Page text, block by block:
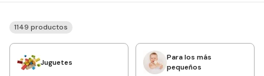
1149 productos
Juguetes
Para los más
pequeños